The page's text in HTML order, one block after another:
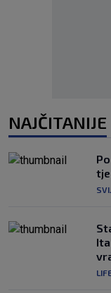
NAJČITANIJE